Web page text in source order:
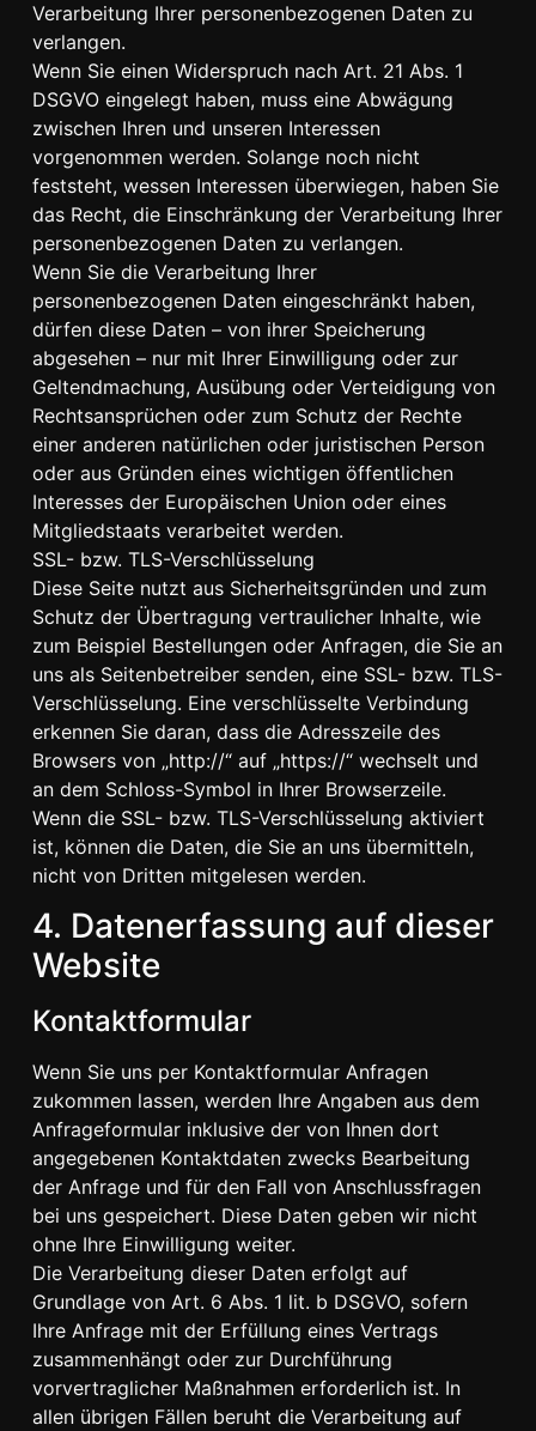
Verarbeitung Ihrer personenbezogenen Daten zu
verlangen.
Wenn Sie einen Widerspruch nach Art. 21 Abs. 1
DSGVO eingelegt haben, muss eine Abwägung
zwischen Ihren und unseren Interessen
vorgenommen werden. Solange noch nicht
feststeht, wessen Interessen überwiegen, haben Sie
das Recht, die Einschränkung der Verarbeitung Ihrer
personenbezogenen Daten zu verlangen.
Wenn Sie die Verarbeitung Ihrer
personenbezogenen Daten eingeschränkt haben,
dürfen diese Daten – von ihrer Speicherung
abgesehen – nur mit Ihrer Einwilligung oder zur
Geltendmachung, Ausübung oder Verteidigung von
Rechtsansprüchen oder zum Schutz der Rechte
einer anderen natürlichen oder juristischen Person
oder aus Gründen eines wichtigen öffentlichen
Interesses der Europäischen Union oder eines
Mitgliedstaats verarbeitet werden.
SSL- bzw. TLS-Verschlüsselung
Diese Seite nutzt aus Sicherheitsgründen und zum
Schutz der Übertragung vertraulicher Inhalte, wie
zum Beispiel Bestellungen oder Anfragen, die Sie an
uns als Seitenbetreiber senden, eine SSL- bzw. TLS-
Verschlüsselung. Eine verschlüsselte Verbindung
erkennen Sie daran, dass die Adresszeile des
Browsers von „http://“ auf „https://“ wechselt und
an dem Schloss-Symbol in Ihrer Browserzeile.
Wenn die SSL- bzw. TLS-Verschlüsselung aktiviert
ist, können die Daten, die Sie an uns übermitteln,
nicht von Dritten mitgelesen werden.
4. Datenerfassung auf dieser
Website
Kontaktformular
Wenn Sie uns per Kontaktformular Anfragen
zukommen lassen, werden Ihre Angaben aus dem
Anfrageformular inklusive der von Ihnen dort
angegebenen Kontaktdaten zwecks Bearbeitung
der Anfrage und für den Fall von Anschlussfragen
bei uns gespeichert. Diese Daten geben wir nicht
ohne Ihre Einwilligung weiter.
Die Verarbeitung dieser Daten erfolgt auf
Grundlage von Art. 6 Abs. 1 lit. b DSGVO, sofern
Ihre Anfrage mit der Erfüllung eines Vertrags
zusammenhängt oder zur Durchführung
vorvertraglicher Maßnahmen erforderlich ist. In
allen übrigen Fällen beruht die Verarbeitung auf